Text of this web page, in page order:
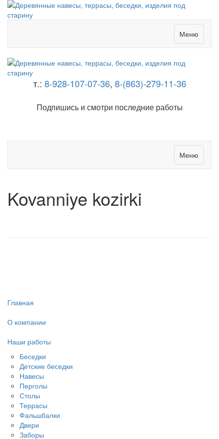
Меню
т.: 8-928-107-07-36, 8-(863)-279-11-36
Подпишись и смотри последние работы
Меню
Kovanniye kozirki
Главная
О компании
Наши работы
Беседки
Детские беседки
Навесы
Перголы
Столы
Террасы
Фальшбалки
Двери
Заборы